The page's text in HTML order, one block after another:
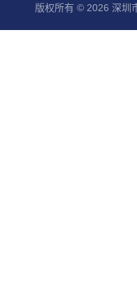
版权所有 © 2026 深圳